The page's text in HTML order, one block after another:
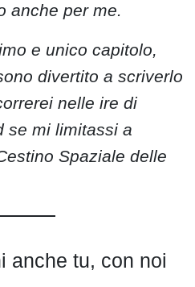
anche per me.
e unico capitolo,
divertito a scriverlo
nelle ire di
se mi limitassi a
Spaziale delle
anche tu, con noi